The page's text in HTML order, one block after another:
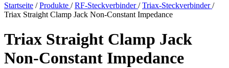
Startseite / Produkte / RF-Steckverbinder/ Triax-Steckverbinder/
Triax Straight Clamp Jack Non-Constant Impedance
Triax Straight Clamp Jack
Non-Constant Impedance